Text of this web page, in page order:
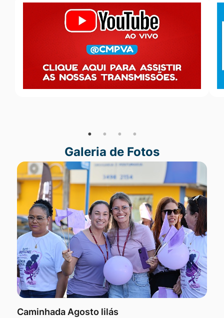
Seção Galeria de Fotos
Galeria de Fotos
Caminhada Agosto lilás